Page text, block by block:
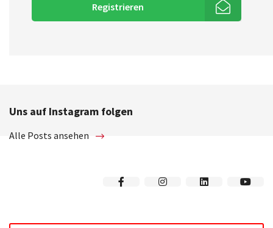
Registrieren
Uns auf Instagram folgen
Alle Posts ansehen